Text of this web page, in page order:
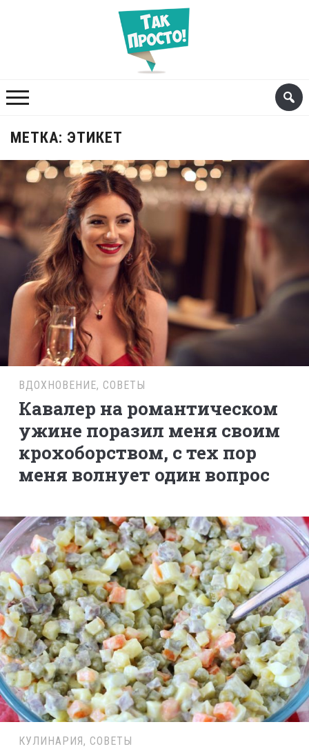
МЕТКА: ЭТИКЕТ
ВДОХНОВЕНИЕ, СОВЕТЫ
Кавалер на романтическом
ужине поразил меня своим
крохоборством, с тех пор
меня волнует один вопрос
КУЛИНАРИЯ, СОВЕТЫ